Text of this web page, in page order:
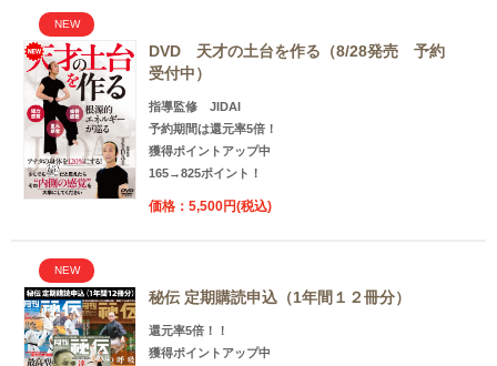
NEW
DVD 天才の土台を作る（8/28発売 予約
受付中）
指導監修 JIDAI
予約期間は還元率5倍！
獲得ポイントアップ中
165→825ポイント！
価格：5,500円(税込)
NEW
秘伝 定期購読申込（1年間１２冊分）
還元率5倍！！
獲得ポイントアップ中